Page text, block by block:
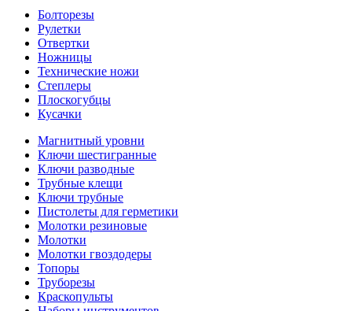
Болторезы
Рулетки
Отвертки
Ножницы
Технические ножи
Степлеры
Плоскогубцы
Кусачки
Магнитный уровни
Ключи шестигранные
Ключи разводные
Трубные клещи
Ключи трубные
Пистолеты для герметики
Молотки резиновые
Молотки
Молотки гвоздодеры
Топоры
Труборезы
Краскопульты